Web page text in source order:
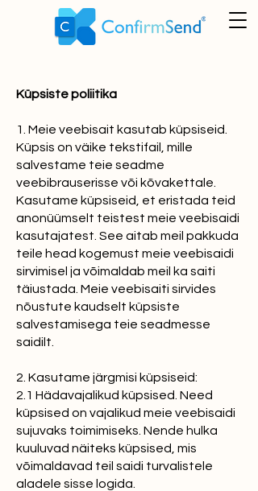
Küpsiste poliitika
1. Meie veebisait kasutab küpsiseid.
Küpsis on väike tekstifail, mille
salvestame teie seadme
veebibrauserisse või kõvakettale.
Kasutame küpsiseid, et eristada teid
anonüümselt teistest meie veebisaidi
kasutajatest. See aitab meil pakkuda
teile head kogemust meie veebisaidi
sirvimisel ja võimaldab meil ka saiti
täiustada. Meie veebisaiti sirvides
nõustute kaudselt küpsiste
salvestamisega teie seadmesse
saidilt.
2. Kasutame järgmisi küpsiseid:
2.1 Hädavajalikud küpsised. Need
küpsised on vajalikud meie veebisaidi
sujuvaks toimimiseks. Nende hulka
kuuluvad näiteks küpsised, mis
võimaldavad teil saidi turvalistele
aladele sisse logida.